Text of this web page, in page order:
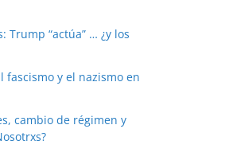
Trump “actúa” … ¿y los
fascismo y el nazismo en
cambio de régimen y